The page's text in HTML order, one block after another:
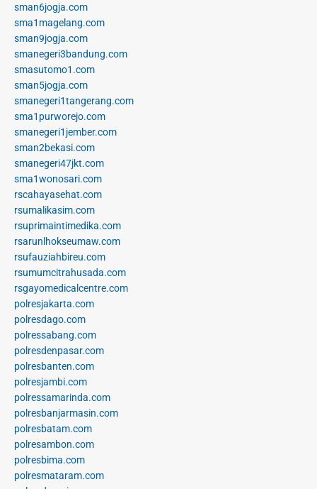
sman6jogja.com
sma1magelang.com
sman9jogja.com
smanegeri3bandung.com
smasutomo1.com
sman5jogja.com
smanegeri1tangerang.com
sma1purworejo.com
smanegeri1jember.com
sman2bekasi.com
smanegeri47jkt.com
sma1wonosari.com
rscahayasehat.com
rsumalikasim.com
rsuprimaintimedika.com
rsarunlhokseumaw.com
rsufauziahbireu.com
rsumumcitrahusada.com
rsgayomedicalcentre.com
polresjakarta.com
polresdago.com
polressabang.com
polresdenpasar.com
polresbanten.com
polresjambi.com
polressamarinda.com
polresbanjarmasin.com
polresbatam.com
polresambon.com
polresbima.com
polresmataram.com